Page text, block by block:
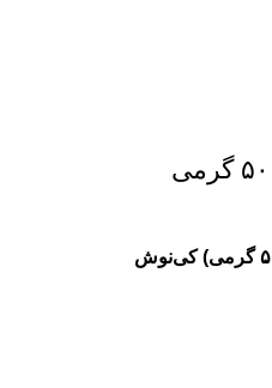
چای سبز بسته بندی نیم کیلویی (۵۰۰ گرمی) کی‌نوش